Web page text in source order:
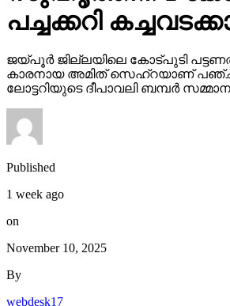
Published
1 week ago
November 10, 2025
By
webdesk17